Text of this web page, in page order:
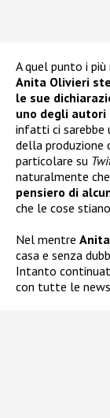
A quel punto i
Anita Olivieri
le sue
uno degli autori
infatti ci sarebbe
della produzione
particolare su
naturalmente che
pensiero di
che le cose
Nel mentre Anita
casa e senza
Intanto
con tutte le